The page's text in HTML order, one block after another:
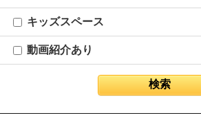
キッズスペース
動画紹介あり